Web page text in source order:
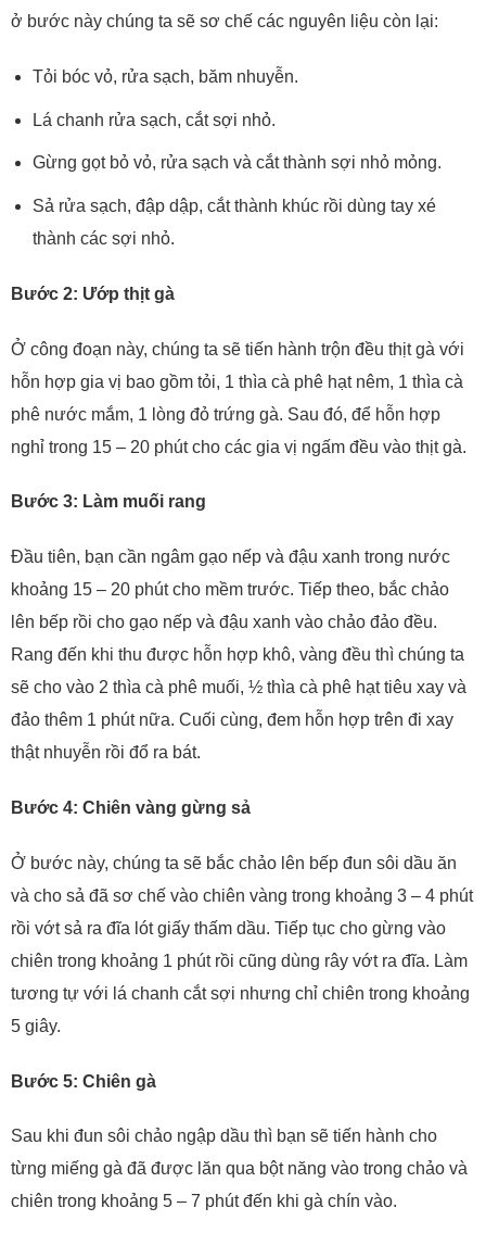
ở bước này chúng ta sẽ sơ chế các nguyên liệu còn lại:
Tỏi bóc vỏ, rửa sạch, băm nhuyễn.
Lá chanh rửa sạch, cắt sợi nhỏ.
Gừng gọt bỏ vỏ, rửa sạch và cắt thành sợi nhỏ mỏng.
Sả rửa sạch, đập dập, cắt thành khúc rồi dùng tay xé
thành các sợi nhỏ.
Bước 2: Ướp thịt gà
Ở công đoạn này, chúng ta sẽ tiến hành trộn đều thịt gà với
hỗn hợp gia vị bao gồm tỏi, 1 thìa cà phê hạt nêm, 1 thìa cà
phê nước mắm, 1 lòng đỏ trứng gà. Sau đó, để hỗn hợp
nghỉ trong 15 – 20 phút cho các gia vị ngấm đều vào thịt gà.
Bước 3: Làm muối rang
Đầu tiên, bạn cần ngâm gạo nếp và đậu xanh trong nước
khoảng 15 – 20 phút cho mềm trước. Tiếp theo, bắc chảo
lên bếp rồi cho gạo nếp và đậu xanh vào chảo đảo đều.
Rang đến khi thu được hỗn hợp khô, vàng đều thì chúng ta
sẽ cho vào 2 thìa cà phê muối, ½ thìa cà phê hạt tiêu xay và
đảo thêm 1 phút nữa. Cuối cùng, đem hỗn hợp trên đi xay
thật nhuyễn rồi đổ ra bát.
Bước 4: Chiên vàng gừng sả
Ở bước này, chúng ta sẽ bắc chảo lên bếp đun sôi dầu ăn
và cho sả đã sơ chế vào chiên vàng trong khoảng 3 – 4 phút
rồi vớt sả ra đĩa lót giấy thấm dầu. Tiếp tục cho gừng vào
chiên trong khoảng 1 phút rồi cũng dùng rây vớt ra đĩa. Làm
tương tự với lá chanh cắt sợi nhưng chỉ chiên trong khoảng
5 giây.
Bước 5: Chiên gà
Sau khi đun sôi chảo ngập dầu thì bạn sẽ tiến hành cho
từng miếng gà đã được lăn qua bột năng vào trong chảo và
chiên trong khoảng 5 – 7 phút đến khi gà chín vào.